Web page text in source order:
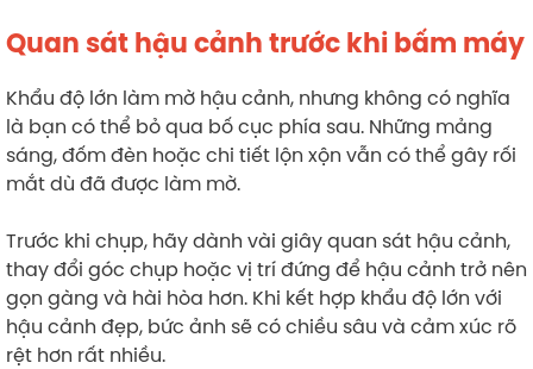
Quan sát hậu cảnh trước khi bấm máy
Khẩu độ lớn làm mờ hậu cảnh, nhưng không có nghĩa
là bạn có thể bỏ qua bố cục phía sau. Những mảng
sáng, đốm đèn hoặc chi tiết lộn xộn vẫn có thể gây rối
mắt dù đã được làm mờ.
Trước khi chụp, hãy dành vài giây quan sát hậu cảnh,
thay đổi góc chụp hoặc vị trí đứng để hậu cảnh trở nên
gọn gàng và hài hòa hơn. Khi kết hợp khẩu độ lớn với
hậu cảnh đẹp, bức ảnh sẽ có chiều sâu và cảm xúc rõ
rệt hơn rất nhiều.